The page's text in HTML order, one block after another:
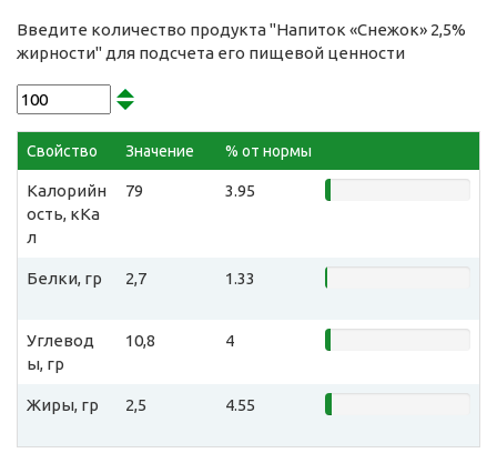
Введите количество продукта "Напиток «Снежок» 2,5%
жирности" для подсчета его пищевой ценности
Свойство Значение % от нормы
Калорийн
ость, кКа
л
79 3.95
Белки, гр 2,7 1.33
Углевод
ы, гр
10,8 4
Жиры, гр 2,5 4.55